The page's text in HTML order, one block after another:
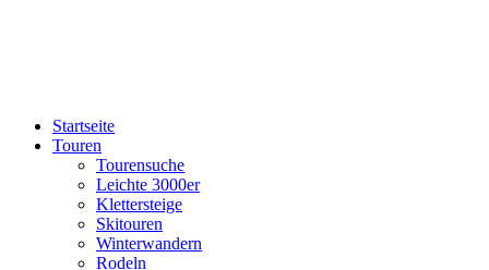
Startseite
Touren
Tourensuche
Leichte 3000er
Klettersteige
Skitouren
Winterwandern
Rodeln